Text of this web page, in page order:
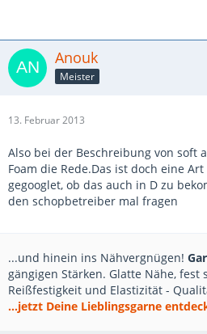
Anouk
Meister
13. Februar 2013
Also bei der Beschreibung von soft
Foam die Rede.Das ist doch eine
gegooglet, ob das auch in D zu
den schopbetreiber mal fragen
...und hinein ins Nähvergnügen!
gängigen Stärken. Glatte Nähe, fest
Reißfestigkeit und Elastizität -
...jetzt Deine Lieblingsgarne